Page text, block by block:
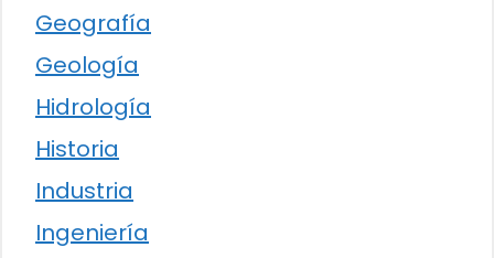
Geografía
Geología
Hidrología
Historia
Industria
Ingeniería